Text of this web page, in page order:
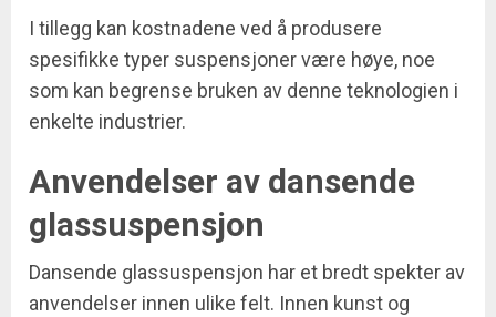
I tillegg kan kostnadene ved å produsere
spesifikke typer suspensjoner være høye, noe
som kan begrense bruken av denne teknologien i
enkelte industrier.
Anvendelser av dansende
glassuspensjon
Dansende glassuspensjon har et bredt spekter av
anvendelser innen ulike felt. Innen kunst og